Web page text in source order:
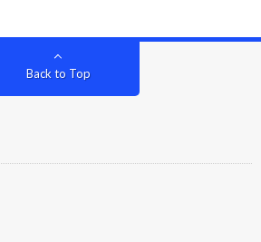
Back to Top